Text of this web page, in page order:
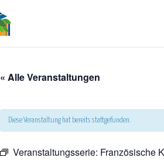
« Alle Veranstaltungen
Diese Veranstaltung hat bereits stattgefunden.
Veranstaltungsserie: Französische